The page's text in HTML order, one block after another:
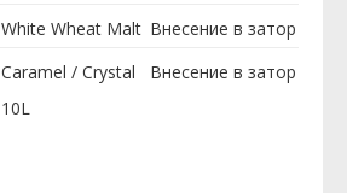
White Wheat Malt Внесение в затор
Caramel / Crystal
10L
Внесение в затор